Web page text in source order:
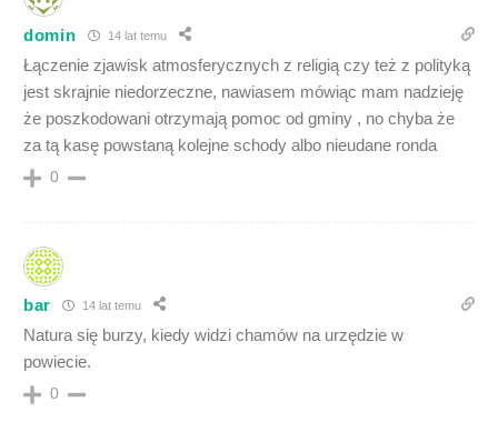
domin 14 lat temu
Łączenie zjawisk atmosferycznych z religią czy też z polityką
jest skrajnie niedorzeczne, nawiasem mówiąc mam nadzieję
że poszkodowani otrzymają pomoc od gminy , no chyba że
za tą kasę powstaną kolejne schody albo nieudane ronda
0
bar 14 lat temu
Natura się burzy, kiedy widzi chamów na urzędzie w
powiecie.
0